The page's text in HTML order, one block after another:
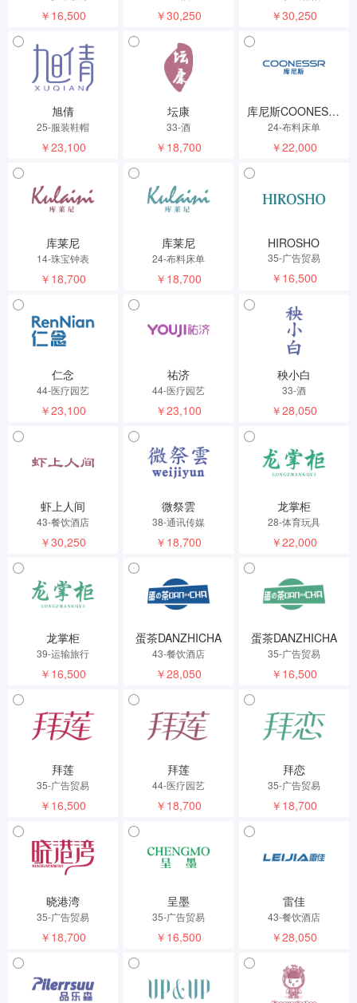
￥16,500 ￥30,250 ￥30,250
旭倩
25-服装鞋帽
￥23,100
坛康
33-酒
￥18,700
库尼斯COONESSR
24-布料床单
￥22,000
库莱尼
14-珠宝钟表
￥18,700
库莱尼
24-布料床单
￥18,700
HIROSHO
35-广告贸易
￥16,500
仁念
44-医疗园艺
￥23,100
祐济
44-医疗园艺
￥23,100
秧小白
33-酒
￥28,050
虾上人间
43-餐饮酒店
￥30,250
微祭雲
38-通讯传媒
￥18,700
龙掌柜
28-体育玩具
￥22,000
龙掌柜
39-运输旅行
￥16,500
蛋茶DANZHICHA
43-餐饮酒店
￥28,050
蛋茶DANZHICHA
35-广告贸易
￥16,500
拜莲
35-广告贸易
￥16,500
拜莲
44-医疗园艺
￥18,700
拜恋
35-广告贸易
￥18,700
晓港湾
35-广告贸易
￥18,700
呈墨
35-广告贸易
￥16,500
雷佳
43-餐饮酒店
￥28,050